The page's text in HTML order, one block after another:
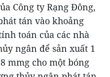
Công ty Rạng Đông,
tán vào khoảng
toán của các nhà
ngân để sản xuất 1
mmg cho một bóng